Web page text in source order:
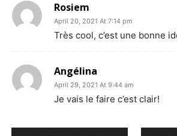
Rosiem
April 20, 2021 At 7:14 pm
Très cool, c’est une bonne
Angélina
April 29, 2021 At 9:44 am
Je vais le faire c’est clair!